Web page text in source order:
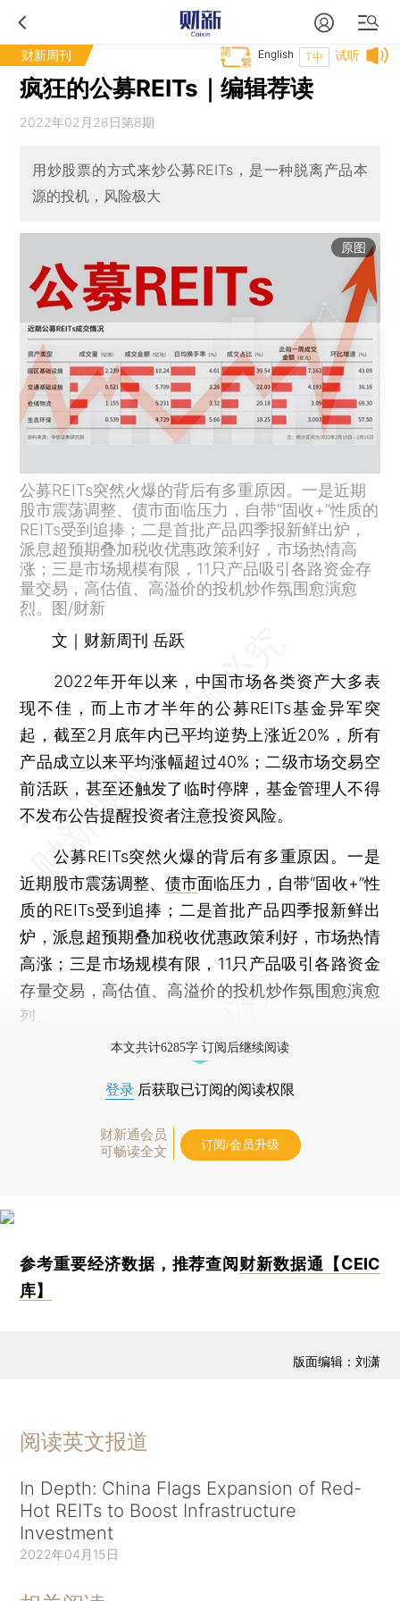
财新周刊 试听
T中
English
疯狂的公募REITs｜编辑荐读
2022年02月28日第8期
用炒股票的方式来炒公募REITs，是一种脱离产品本
源的投机，风险极大
原图
公募REITs突然火爆的背后有多重原因。一是近期
股市震荡调整、债市面临压力，自带“固收+”性质的
REITs受到追捧；二是首批产品四季报新鲜出炉，
派息超预期叠加税收优惠政策利好，市场热情高
涨；三是市场规模有限，11只产品吸引各路资金存
量交易，高估值、高溢价的投机炒作氛围愈演愈
烈。图/财新
文｜财新周刊 岳跃
2022年开年以来，中国市场各类资产大多表
现不佳，而上市才半年的公募REITs基金异军突
起，截至2月底年内已平均逆势上涨近20%，所有
产品成立以来平均涨幅超过40%；二级市场交易空
前活跃，甚至还触发了临时停牌，基金管理人不得
不发布公告提醒投资者注意投资风险。
公募REITs突然火爆的背后有多重原因。一是
近期股市震荡调整、 债市面临压力，自带“固收+”性
质的REITs受到追捧；二是首批产品四季报新鲜出
炉，派息超预期叠加税收优惠政策利好，市场热情
高涨；三是市场规模有限，11只产品吸引各路资金
存量交易，高估值、高溢价的投机炒作氛围愈演愈
烈。
本文共计6285字 订阅后继续阅读
登录 后获取已订阅的阅读权限
财新通会员
可畅读全文
订阅/会员升级
参考重要经济数据，推荐查阅财新数据通【CEIC
库】
版面编辑：刘潇
阅读英文报道
In Depth: China Flags Expansion of Red-
Hot REITs to Boost Infrastructure
Investment
2022年04月15日